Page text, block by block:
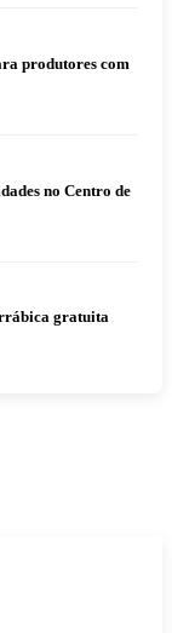
produtores com
no Centro de
gratuita